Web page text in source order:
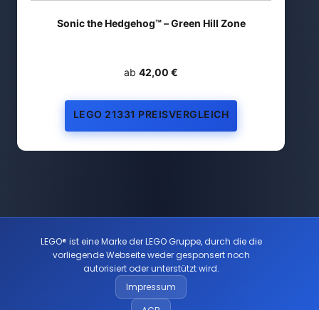
Sonic the Hedgehog™ – Green Hill Zone
ab 42,00 €
LEGO 21331 PREISVERGLEICH
LEGO® ist eine Marke der LEGO Gruppe, durch die die
vorliegende Webseite weder gesponsert noch
autorisiert oder unterstützt wird.
Impressum